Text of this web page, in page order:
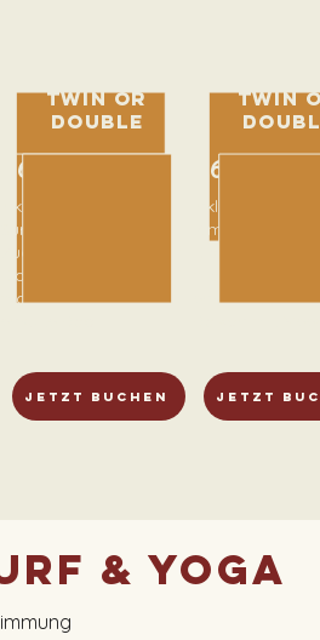
Twin or
Double
Twin
651€
Inklusive:
Surf House
Zugang zur haupt Surf
Riad
max. 2 Gäste
jetzt buchen
665€
Inklusive:
Zimmer in
ensuite Bad
jetzt
& Yoga